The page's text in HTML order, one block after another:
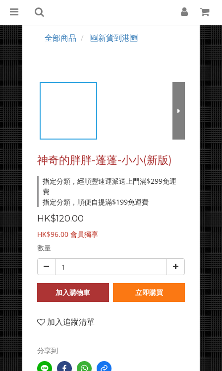
全部商品 🆕新貨到港🆕
神奇的胖胖-蓬蓬-小小(新版)
指定分類，經順豐速運派送上門滿$299免運
費
指定分類，順便自提滿$199免運費
HK$120.00
HK$96.00 會員獨享
數量
加入購物車 立即購買
加入追蹤清單
分享到